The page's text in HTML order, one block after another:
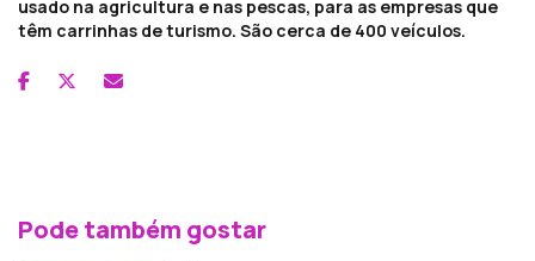
usado na agricultura e nas pescas, para as empresas que
têm carrinhas de turismo. São cerca de 400 veículos.
Pode também gostar